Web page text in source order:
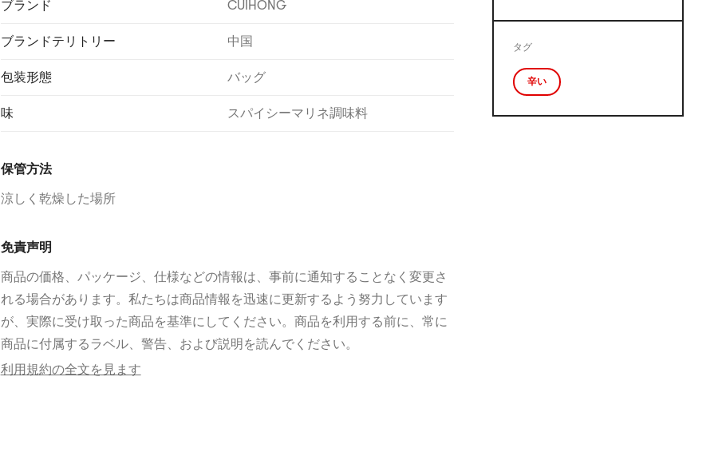
ブランド CUIHONG
ブランドテリトリー 中国
包装形態 バッグ
味 スパイシーマリネ調味料
保管方法
涼しく乾燥した場所
免責声明
商品の価格、パッケージ、仕様などの情報は、事前に通知することなく変更さ
れる場合があります。私たちは商品情報を迅速に更新するよう努力しています
が、実際に受け取った商品を基準にしてください。商品を利用する前に、常に
商品に付属するラベル、警告、および説明を読んでください。
利用規約の全文を見ます
タグ
辛い